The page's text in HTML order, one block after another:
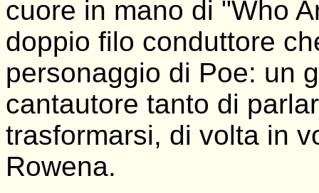
cuore in mano di "Who
doppio filo conduttore
personaggio di Poe: un
cantautore tanto di
trasformarsi, di volta in
Rowena.